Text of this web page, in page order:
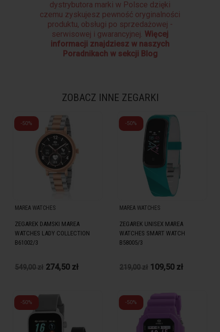
dystrybutora marki w Polsce dzięki
czemu zyskujesz pewność oryginalności
produktu, obsługi po sprzedażowej -
serwisowej i gwarancyjnej. Więcej
informacji znajdziesz w naszych
Poradnikach w sekcji Blog
ZOBACZ INNE ZEGARKI
-50%
MAREA WATCHES
ZEGAREK DAMSKI MAREA
WATCHES LADY COLLECTION
B61002/3
549,00 zł 274,50 zł
-50%
MAREA WATCHES
ZEGAREK UNISEX MAREA
WATCHES SMART WATCH
B58005/3
219,00 zł 109,50 zł
-50% -50%